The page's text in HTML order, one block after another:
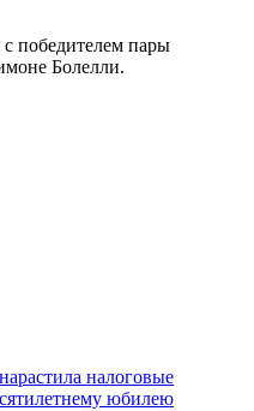
победителем пары
Болелли.
налоговые
юбилею